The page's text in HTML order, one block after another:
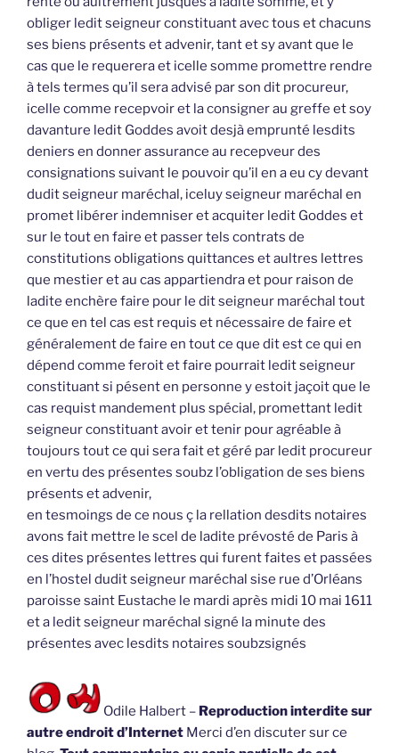
obliger ledit seigneur constituant avec tous et chacuns
ses biens présents et advenir, tant et sy avant que le
cas que le requerera et icelle somme promettre rendre
à tels termes qu’il sera advisé par son dit procureur,
icelle comme recepvoir et la consigner au greffe et soy
davanture ledit Goddes avoit desjà emprunté lesdits
deniers en donner assurance au recepveur des
consignations suivant le pouvoir qu’il en a eu cy devant
dudit seigneur maréchal, iceluy seigneur maréchal en
promet libérer indemniser et acquiter ledit Goddes et
sur le tout en faire et passer tels contrats de
constitutions obligations quittances et aultres lettres
que mestier et au cas appartiendra et pour raison de
ladite enchère faire pour le dit seigneur maréchal tout
ce que en tel cas est requis et nécessaire de faire et
généralement de faire en tout ce que dit est ce qui en
dépend comme feroit et faire pourrait ledit seigneur
constituant si pésent en personne y estoit jaçoit que le
cas requist mandement plus spécial, promettant ledit
seigneur constituant avoir et tenir pour agréable à
toujours tout ce qui sera fait et géré par ledit procureur
en vertu des présentes soubz l’obligation de ses biens
présents et advenir,
en tesmoings de ce nous ç la rellation desdits notaires
avons fait mettre le scel de ladite prévosté de Paris à
ces dites présentes lettres qui furent faites et passées
en l’hostel dudit seigneur maréchal sise rue d’Orléans
paroisse saint Eustache le mardi après midi 10 mai 1611
et a ledit seigneur maréchal signé la minute des
présentes avec lesdits notaires soubzsignés
Odile Halbert – Reproduction interdite sur
autre endroit d’Internet Merci d’en discuter sur ce